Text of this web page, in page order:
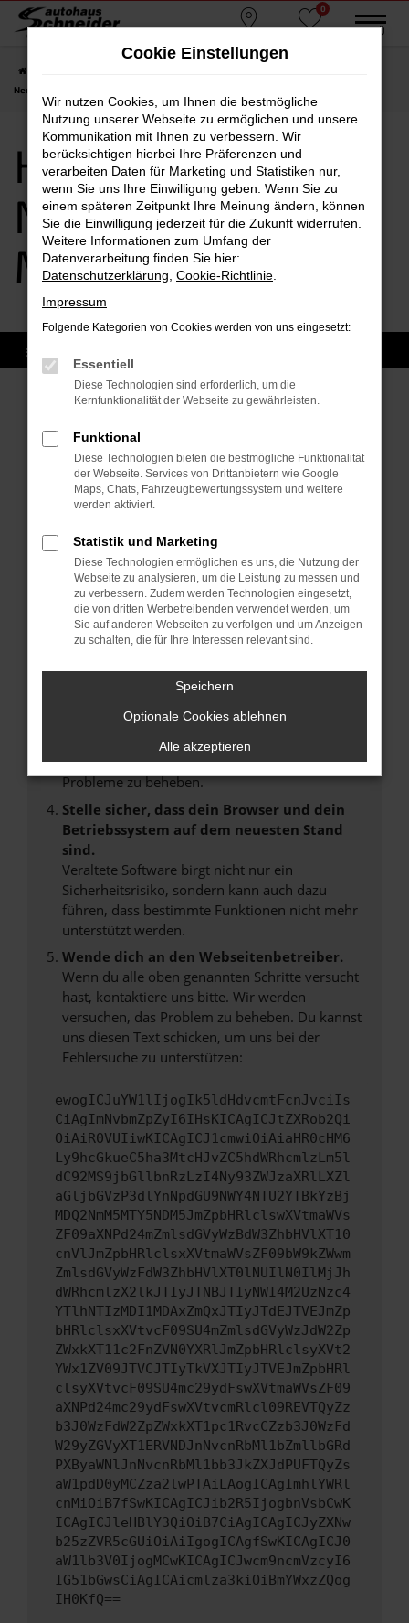
Zum
0
MENÜ
Neuwagen Mühldorf am Inn
Hyundai KONA
Neuwagen
Mühldorf am Inn
Fehler: Network Error
Beim Laden ist ein Fehler aufgetreten.
Hier sind ein paar Tipps, die dir helfen können:
Internetverbindung.
Laden andere Webseiten, zum Beispiel deine
Suchmaschine?
Prüfe deine Browsererweiterungen.
Manche Erweiterungen, wie Werbeblocker,
verhindern. Funktioniert die Seite in einem
anderen Browser oder in einem privaten
Starte dein Gerät neu.
Das kann manchmal helfen, vorübergehende
Probleme zu beheben.
Stelle sicher, dass dein Browser und dein
Betriebssystem auf dem neuesten Stand
sind.
Veraltete Software birgt nicht nur ein
Sicherheitsrisiko, sondern kann auch dazu
führen, dass bestimmte Funktionen nicht mehr
unterstützt werden.
Wende dich an den Webseitenbetreiber.
Wenn du alle oben genannten Schritte versucht
hast, kontaktiere uns bitte. Wir werden
versuchen, das Problem zu beheben. Du kannst
uns diesen Text schicken, um uns bei der
Fehlersuche zu unterstützen:
ewogICJuYW1lIjogIk5ldHdvcmtFcnJvciIs
CiAgImNvbmZpZyI6IHsKICAgICJtZXRob2Qi
OiAiR0VUIiwKICAgICJ1cmwiOiAiaHR0cHM6
Ly9hcGkueC5ha3MtcHJvZC5hdWRhcmlzLm5l
dC92MS9jbGllbnRzLzI4Ny93ZWJzaXRlLXZl
aGljbGVzP3dlYnNpdGU9NWY4NTU2YTBkYzBj
MDQ2NmM5MTY5NDM5JmZpbHRlclswXVtmaWVs
ZF09aXNPd24mZmlsdGVyWzBdW3ZhbHVlXT10
cnVlJmZpbHRlclsxXVtmaWVsZF09bW9kZWwm
ZmlsdGVyWzFdW3ZhbHVlXT0lNUIlN0IlMjJh
dWRhcmlzX2lkJTIyJTNBJTIyNWI4M2UzNzc4
YTlhNTIzMDI1MDAxZmQxJTIyJTdEJTVEJmZp
bHRlclsxXVtvcF09SU4mZmlsdGVyWzJdW2Zp
ZWxkXT11c2FnZVN0YXRlJmZpbHRlclsyXVt2
YWx1ZV09JTVCJTIyTkVXJTIyJTVEJmZpbHRl
clsyXVtvcF09SU4mc29ydFswXVtmaWVsZF09
aXNPd24mc29ydFswXVtvcmRlcl09REVTQyZz
b3J0WzFdW2ZpZWxkXT1pc1RvcCZzb3J0WzFd
W29yZGVyXT1ERVNDJnNvcnRbMl1bZmllbGRd
PXByaWNlJnNvcnRbMl1bb3JkZXJdPUFTQyZs
aW1pdD0yMCZza2lwPTAiLAogICAgImhlYWRl
cnMiOiB7fSwKICAgICJib2R5IjogbnVsbCwK
ICAgICJleHBlY3QiOiB7CiAgICAgICJyZXNw
b25zZVR5cGUiOiAiIgogICAgfSwKICAgICJ0
aW1lb3V0IjogMCwKICAgICJwcm9ncmVzcyI6
IG51bGwsCiAgICAicmlza3kiOiBmYWxzZQog
IH0KfQ==
Cookie Einstellungen
Wir nutzen Cookies, um Ihnen die bestmögliche
Nutzung unserer Webseite zu ermöglichen und unsere
Kommunikation mit Ihnen zu verbessern. Wir
berücksichtigen hierbei Ihre Präferenzen und
verarbeiten Daten für Marketing und Statistiken nur,
wenn Sie uns Ihre Einwilligung geben. Wenn Sie zu
einem späteren Zeitpunkt Ihre Meinung ändern, können
Sie die Einwilligung jederzeit für die Zukunft widerrufen.
Weitere Informationen zum Umfang der
Datenverarbeitung finden Sie hier:
Datenschutzerklärung Cookie-Richtlinie
Impressum
Folgende Kategorien von Cookies werden von uns eingesetzt:
Essentiell
Diese Technologien sind erforderlich, um die
Kernfunktionalität der Webseite zu gewährleisten.
Funktional
Diese Technologien bieten die bestmögliche Funktionalität
der Webseite. Services von Drittanbietern wie Google
Maps, Chats, Fahrzeugbewertungssystem und weitere
werden aktiviert.
Statistik und Marketing
Diese Technologien ermöglichen es uns, die Nutzung der
Webseite zu analysieren, um die Leistung zu messen und
zu verbessern. Zudem werden Technologien eingesetzt,
die von dritten Werbetreibenden verwendet werden, um
Sie auf anderen Webseiten zu verfolgen und um Anzeigen
zu schalten, die für Ihre Interessen relevant sind.
Speichern
Optionale Cookies ablehnen
Alle akzeptieren